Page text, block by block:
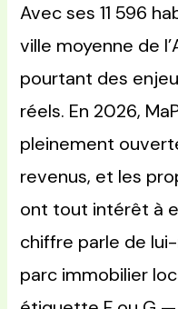
Avec ses 11 596
ville moyenne de
pourtant des
réels. En 2026,
pleinement
revenus, et les
ont tout intérêt à
chiffre parle de
parc immobilier